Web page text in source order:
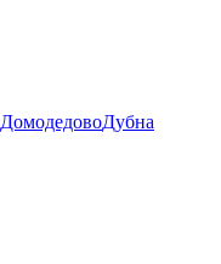
ДомодедовоДубна